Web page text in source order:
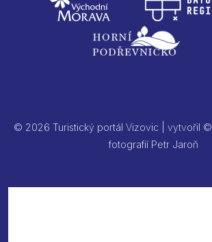
© 2026 Turistický portál Vizovic | vytvořil ©
fotografií Petr Jaroň